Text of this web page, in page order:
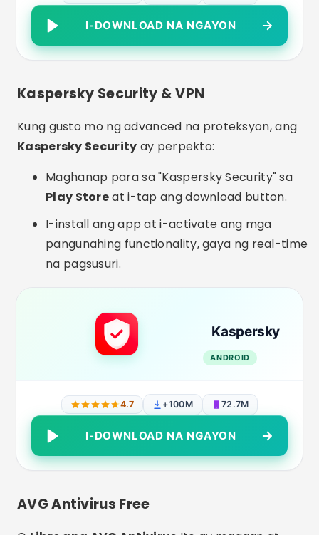
I-DOWNLOAD NA NGAYON
Kaspersky Security & VPN
Kung gusto mo ng advanced na proteksyon, ang
Kaspersky Security ay perpekto:
Maghanap para sa "Kaspersky Security" sa
Play Storeat i-tap ang download button.
I-install ang app at i-activate ang mga
pangunahing functionality, gaya ng real-time
na pagsusuri.
Kaspersky
ANDROID
4.7 +100M 72.7M
I-DOWNLOAD NA NGAYON
AVG Antivirus Free